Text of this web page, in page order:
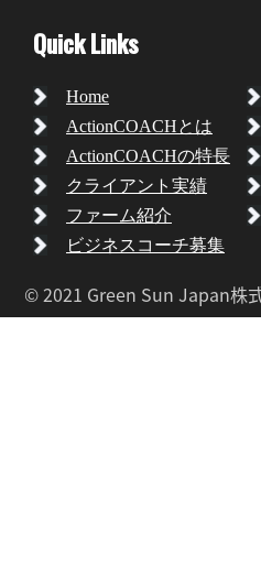
Quick Links
Home
ActionCOACHとは
ActionCOACHの特長
クライアント実績
ファーム紹介
ビジネスコーチ募集
© 2021 Green Sun Japan株